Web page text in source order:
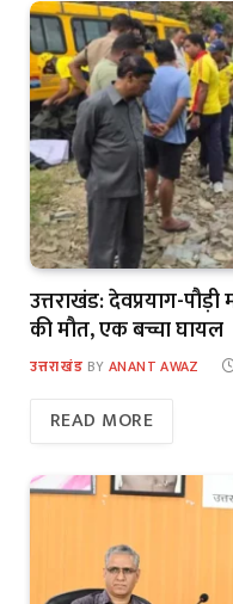
उत्तराखंड: देवप्रयाग-पौड़ी
की मौत, एक बच्चा घायल
उत्तराखंड BY ANANT AWAZ
READ MORE